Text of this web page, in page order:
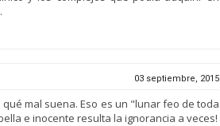
03 septiembre, 2015
mal suena. Eso es un "lunar feo de toda
e inocente resulta la ignorancia a veces!